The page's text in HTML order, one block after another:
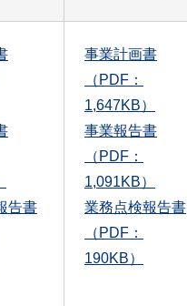
告書
事業計画書
（PDF：
1,647KB）
事業報告書
（PDF：
1,091KB）
業務点検報告書
（PDF：
190KB）